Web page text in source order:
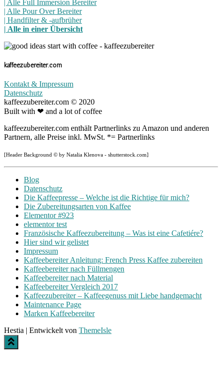
| Alle Full Immersion Bereiter
| Alle Pour Over Bereiter
| Handfilter & -aufbrüher
| Alle in einer Übersicht
kaffeezubereiter.com
Kontakt & Impressum
Datenschutz
kaffeezubereiter.com © 2020
Built with ❤ and a lot of coffee
kaffeezubereiter.com enthält Partnerlinks zu Amazon und anderen
Partnern, alle Preise inkl. MwSt. *= Partnerlinks
[Header Background © by Natalia Klenova - shutterstock.com]
Blog
Datenschutz
Die Kaffeepresse – Welche ist die Richtige für mich?
Die Zubereitungsarten von Kaffee
Elementor #923
elementor test
Französische Kaffeezubereitung – Was ist eine Cafetiére?
Hier sind wir gelistet
Impressum
Kaffeebereiter Anleitung: French Press Kaffee zubereiten
Kaffeebereiter nach Füllmengen
Kaffeebereiter nach Material
Kaffeebereiter Vergleich 2017
Kaffeezubereiter – Kaffeegenuss mit Liebe handgemacht
Maintenance Page
Marken Kaffeebereiter
Hestia | Entwickelt von ThemeIsle